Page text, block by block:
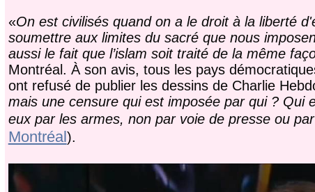
«On est civilisés quand on a le droit à la liberté
soumettre aux limites du sacré que nous
aussi le fait que l’islam soit traité de la même
Montréal. À son avis, tous les pays
ont refusé de publier les dessins de Charlie
mais une censure qui est imposée par qui ? Qui
eux par les armes, non par voie de presse ou
Montréal).